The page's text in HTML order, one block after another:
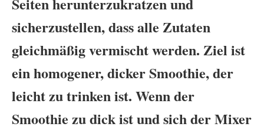
sicherzustellen, dass alle Zutaten
gleichmäßig vermischt werden. Ziel ist
ein homogener, dicker Smoothie, der
leicht zu trinken ist. Wenn der
Smoothie zu dick ist und sich der Mixer